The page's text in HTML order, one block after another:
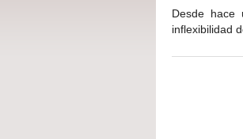
Desde hace
inflexibilidad